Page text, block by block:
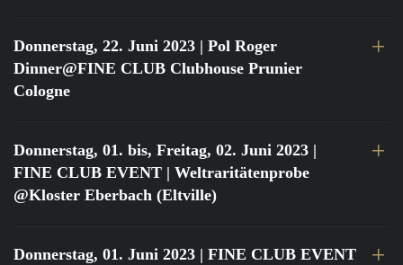
Donnerstag, 22. Juni 2023 | Pol Roger
Dinner@FINE CLUB Clubhouse Prunier
Cologne
Donnerstag, 01. bis, Freitag, 02. Juni 2023 |
FINE CLUB EVENT | Weltraritätenprobe
@Kloster Eberbach (Eltville)
Donnerstag, 01. Juni 2023 | FINE CLUB EVENT